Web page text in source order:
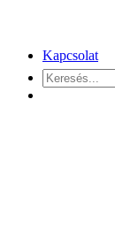
Kapcsolat